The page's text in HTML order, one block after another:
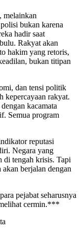
melainkan
bukan karena
hadir saat
Rakyat akan
hakim yang retoris,
bukan titipan
dan tensi politik
kepercayaan rakyat.
kacamata
Semua program
reputasi
Negara yang
di tengah krisis. Tapi
berjalan dengan
pejabat seharusnya
cermin.***